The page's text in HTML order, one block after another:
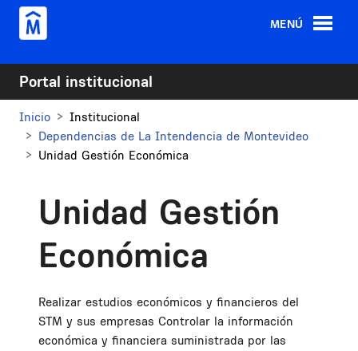
Pasar al contenido principal
MENÚ
Portal institucional
Inicio
Institucional
Dependencias de La Intendencia de Montevideo
Unidad Gestión Económica
Unidad Gestión
Económica
Realizar estudios económicos y financieros del
STM y sus empresas Controlar la información
económica y financiera suministrada por las